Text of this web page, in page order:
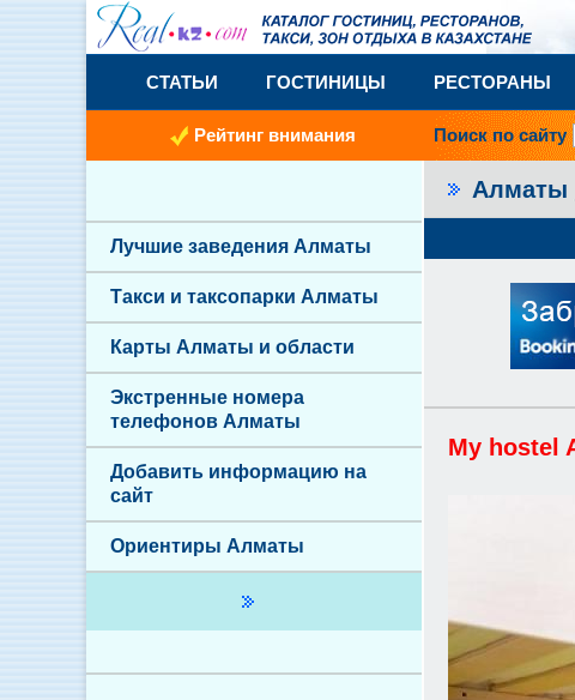
СТАТЬИ ГОСТИНИЦЫ РЕСТОРАНЫ
Рейтинг внимания Поиск по сайту
Алматы
My hostel
Лучшие заведения Алматы
Такси и таксопарки Алматы
Карты Алматы и области
Экстренные номера
телефонов Алматы
Добавить информацию на
сайт
Ориентиры Алматы